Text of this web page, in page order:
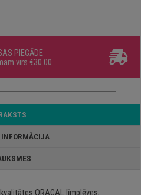
PIEGĀDE
virs €30.00
INFORMĀCIJA
ORACAL līmplēves;